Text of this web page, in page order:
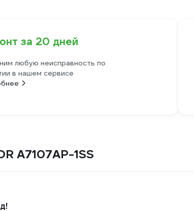
за 20 дней
любую неисправность по
в нашем сервисе
A7107AP-1SS